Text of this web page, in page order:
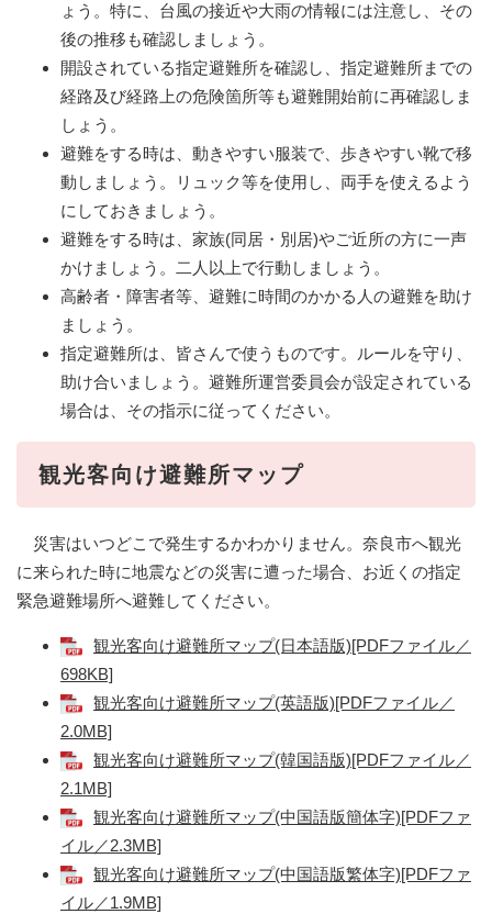
ょう。特に、台風の接近や大雨の情報には注意し、その
後の推移も確認しましょう。
開設されている指定避難所を確認し、指定避難所までの
経路及び経路上の危険箇所等も避難開始前に再確認しま
しょう。
避難をする時は、動きやすい服装で、歩きやすい靴で移
動しましょう。リュック等を使用し、両手を使えるよう
にしておきましょう。
避難をする時は、家族(同居・別居)やご近所の方に一声
かけましょう。二人以上で行動しましょう。
高齢者・障害者等、避難に時間のかかる人の避難を助け
ましょう。
指定避難所は、皆さんで使うものです。ルールを守り、
助け合いましょう。避難所運営委員会が設定されている
場合は、その指示に従ってください。
観光客向け避難所マップ
災害はいつどこで発生するかわかりません。奈良市へ観光
に来られた時に地震などの災害に遭った場合、お近くの指定
緊急避難場所へ避難してください。
観光客向け避難所マップ(日本語版)[PDFファイル／
698KB]
観光客向け避難所マップ(英語版)[PDFファイル／
2.0MB]
観光客向け避難所マップ(韓国語版)[PDFファイル／
2.1MB]
観光客向け避難所マップ(中国語版簡体字)[PDFファ
イル／2.3MB]
観光客向け避難所マップ(中国語版繁体字)[PDFファ
イル／1.9MB]